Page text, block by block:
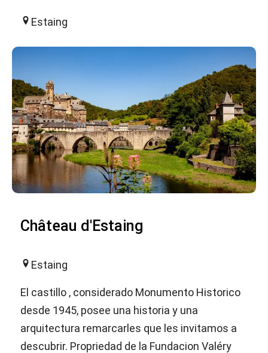
Estaing
Château d'Estaing
Estaing
El castillo , considerado Monumento Historico
desde 1945, posee una historia y una
arquitectura remarcarles que les invitamos a
descubrir. Propriedad de la Fundacion Valéry